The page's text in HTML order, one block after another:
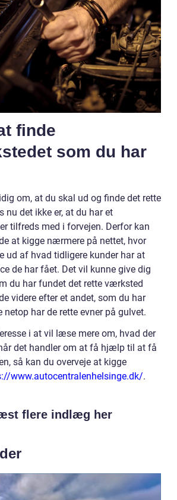
finde
som du har
om, at du skal ud og finde det rette
det ikke er, at du har et
tilfreds med i forvejen. Derfor kan
at kigge nærmere på nettet, hvor
ud af hvad tidligere kunder har at
de har fået. Det vil kunne give dig
du har fundet det rette værksted
videre efter et andet, som du har
netop har de rette evner på gulvet.
i at vil læse mere om, hvad der
det handler om at få hjælp til at få
så kan du overveje at kigge
www.autocentralenhelsinge.dk/.
flere indlæg her